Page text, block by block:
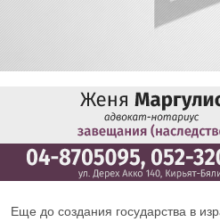
Еще до создания государства в